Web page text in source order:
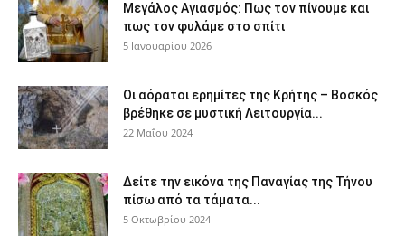
Μεγάλος Αγιασμός: Πως τον πίνουμε και
πως τον φυλάμε στο σπίτι
5 Ιανουαρίου 2026
Οι αόρατοι ερημίτες της Κρήτης – Βοσκός
βρέθηκε σε μυστική Λειτουργία...
22 Μαΐου 2024
Δείτε την εικόνα της Παναγίας της Τήνου
πίσω από τα τάματα...
5 Οκτωβρίου 2024